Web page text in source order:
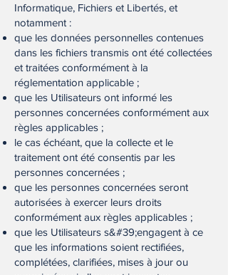
Informatique, Fichiers et Libertés, et
notamment :
que les données personnelles contenues
dans les fichiers transmis ont été collectées
et traitées conformément à la
réglementation applicable ;
que les Utilisateurs ont informé les
personnes concernées conformément aux
règles applicables ;
le cas échéant, que la collecte et le
traitement ont été consentis par les
personnes concernées ;
que les personnes concernées seront
autorisées à exercer leurs droits
conformément aux règles applicables ;
que les Utilisateurs s&#39;engagent à ce
que les informations soient rectifiées,
complétées, clarifiées, mises à jour ou